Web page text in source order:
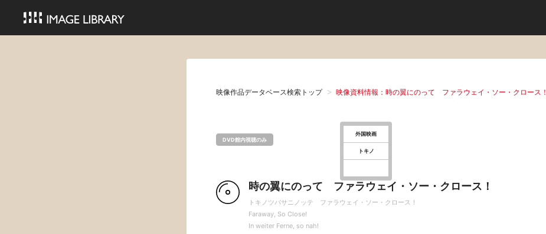
映像作品データベース検索トップ 映像資料情報：時の翼にのって ファラウェイ・ソー・クロース！
DVD館内視聴のみ
外国映画
トキノ
時の翼にのって ファラウェイ・ソー・クロース！
トキノツバサニノッテ ファラウェイ・ソー・クロース！
Faraway, So Close!
In weiter Ferne, so nah!